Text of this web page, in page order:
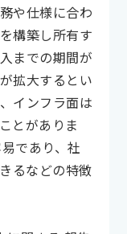
や仕様に合わ
構築し所有す
までの期間が
拡大するとい
インフラ面は
とがありま
であり、社
るなどの特徴